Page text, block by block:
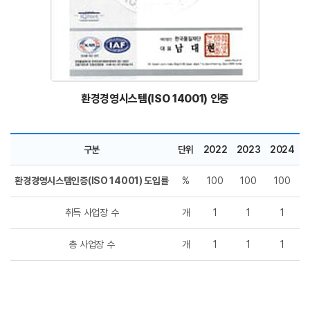
환경경영시스템(ISO 14001) 인증
구분 단위 2022 2023 2024
환경경영시스템인증(ISO 14001) 도입률 % 100 100 100
취득 사업장 수 개 1 1 1
총 사업장 수 개 1 1 1